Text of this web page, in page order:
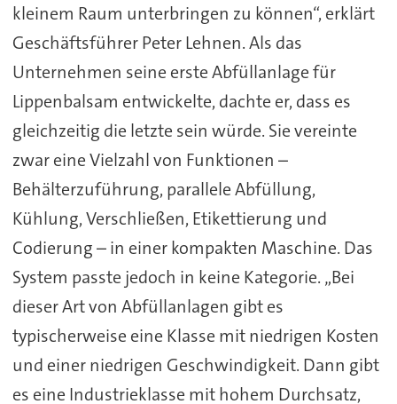
kleinem Raum unterbringen zu können“, erklärt
Geschäftsführer Peter Lehnen. Als das
Unternehmen seine erste Abfüllanlage für
Lippenbalsam entwickelte, dachte er, dass es
gleichzeitig die letzte sein würde. Sie vereinte
zwar eine Vielzahl von Funktionen –
Behälterzuführung, parallele Abfüllung,
Kühlung, Verschließen, Etikettierung und
Codierung – in einer kompakten Maschine. Das
System passte jedoch in keine Kategorie. „Bei
dieser Art von Abfüllanlagen gibt es
typischerweise eine Klasse mit niedrigen Kosten
und einer niedrigen Geschwindigkeit. Dann gibt
es eine Industrieklasse mit hohem Durchsatz,